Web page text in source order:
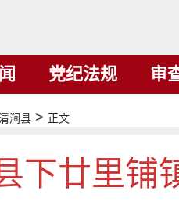
党纪法规 审
涧县 > 正文
下廿里铺